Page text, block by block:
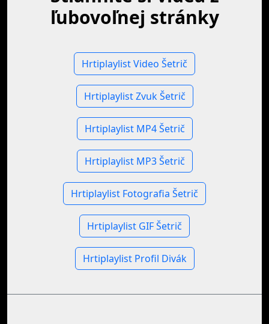
ľubovoľnej stránky
Hrtiplaylist Video Šetrič
Hrtiplaylist Zvuk Šetrič
Hrtiplaylist MP4 Šetrič
Hrtiplaylist MP3 Šetrič
Hrtiplaylist Fotografia Šetrič
Hrtiplaylist GIF Šetrič
Hrtiplaylist Profil Divák